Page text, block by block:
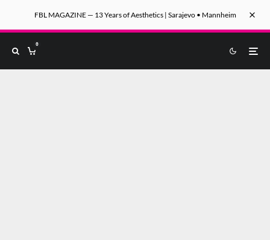
FBL MAGAZINE — 13 Years of Aesthetics | Sarajevo • Mannheim
0